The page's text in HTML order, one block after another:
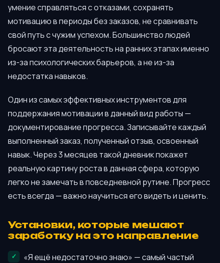
умение справляться с отказами, сохранять
мотивацию в периоды без заказов, не сравнивать
свой путь с чужим успехом. Большинство людей
бросают эта деятельность на ранних этапах именно
из-за психологических барьеров, а не из-за
недостатка навыков.
Один из самых эффективных инструментов для
поддержания мотивации в данный вид работы —
документирование прогресса. Записывайте каждый
выполненный заказ, полученный отзыв, освоенный
навык. Через 3 месяцев такой дневник покажет
реальную картину роста в данная сфера, которую
легко не замечать в повседневной рутине. Прогресс
есть всегда — важно научиться его видеть и ценить.
Установки, которые мешают
заработку на это направление
«Я ещё недостаточно знаю» — самый частый